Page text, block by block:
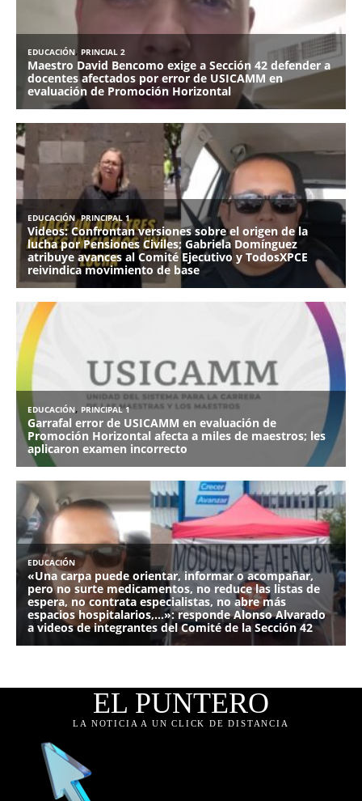
EL PUNTERO
LA NOTICIA A UN CLICK DE DISTANCIA